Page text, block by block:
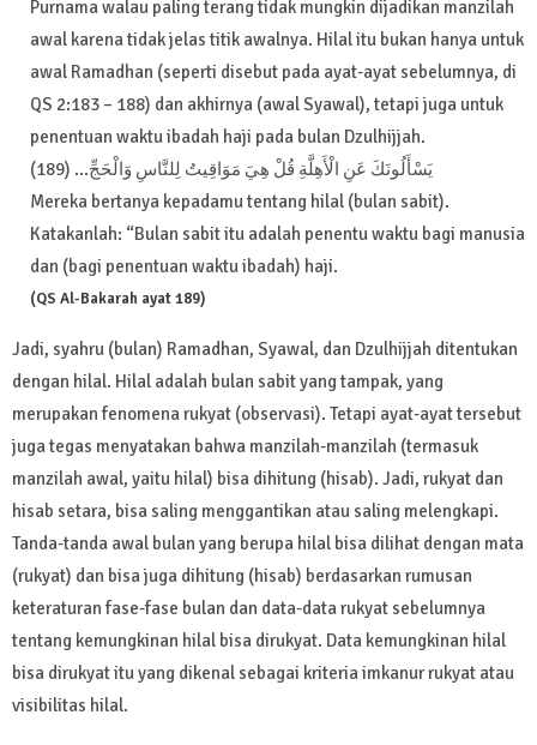
Purnama walau paling terang tidak mungkin dijadikan manzilah
awal karena tidak jelas titik awalnya. Hilal itu bukan hanya untuk
awal Ramadhan (seperti disebut pada ayat-ayat sebelumnya, di
QS 2:183 – 188) dan akhirnya (awal Syawal), tetapi juga untuk
penentuan waktu ibadah haji pada bulan Dzulhijjah.
يَسْأَلُونَكَ عَنِ الْأَهِلَّةِ قُلْ هِيَ مَوَاقِيتُ لِلنَّاسِ وَالْحَجِّ... (189)
Mereka bertanya kepadamu tentang hilal (bulan sabit).
Katakanlah: “Bulan sabit itu adalah penentu waktu bagi manusia
dan (bagi penentuan waktu ibadah) haji.
(QS Al-Bakarah ayat 189)
Jadi, syahru (bulan) Ramadhan, Syawal, dan Dzulhijjah ditentukan
dengan hilal. Hilal adalah bulan sabit yang tampak, yang
merupakan fenomena rukyat (observasi). Tetapi ayat-ayat tersebut
juga tegas menyatakan bahwa manzilah-manzilah (termasuk
manzilah awal, yaitu hilal) bisa dihitung (hisab). Jadi, rukyat dan
hisab setara, bisa saling menggantikan atau saling melengkapi.
Tanda-tanda awal bulan yang berupa hilal bisa dilihat dengan mata
(rukyat) dan bisa juga dihitung (hisab) berdasarkan rumusan
keteraturan fase-fase bulan dan data-data rukyat sebelumnya
tentang kemungkinan hilal bisa dirukyat. Data kemungkinan hilal
bisa dirukyat itu yang dikenal sebagai kriteria imkanur rukyat atau
visibilitas hilal.